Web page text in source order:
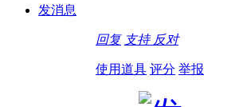
发消息
回复 支持 反对
使用道具 评分 举报